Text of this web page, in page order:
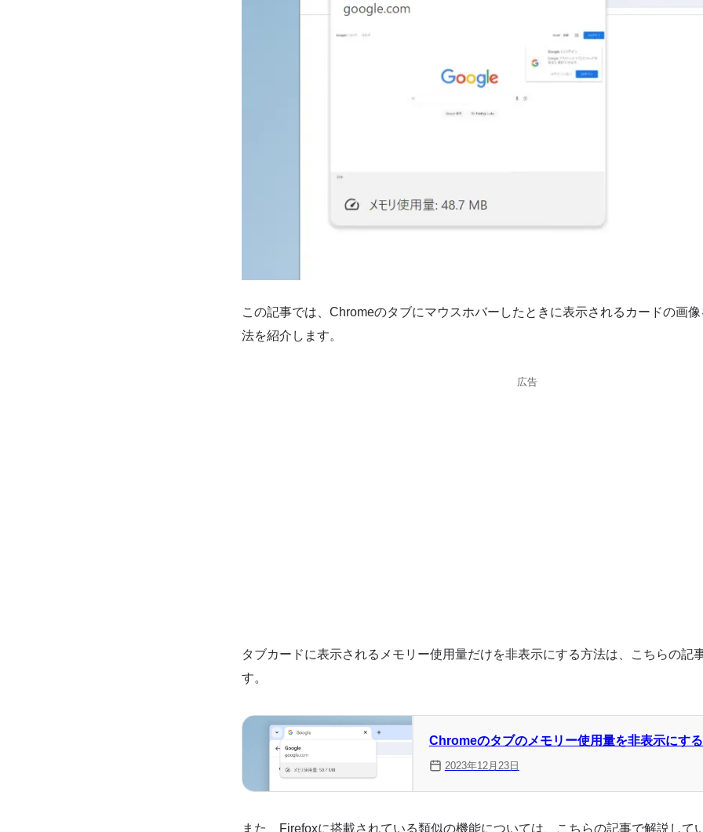
この記事では、Chromeのタブにマウスホバーしたときに表示されるカードの画
法を紹介します。
広告
タブカードに表示されるメモリー使用量だけを非表示にする方法は、こちらの記
す。
Chromeのタブのメモリー使用量を非表示にす
2023年12月23日
また、Firefoxに搭載されている類似の機能については、こちらの記事で解説して